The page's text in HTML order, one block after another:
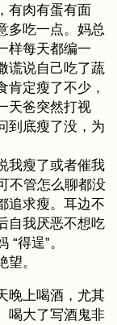
有肉有蛋有面
多吃一点。妈总
样每天都编一
谎说自己吃了蔬
肯定瘦了不少，
天爸突然打视
到底瘦了没，为
我瘦了或者催我
不管怎么聊都没
追求瘦。耳边不
自我厌恶不想吃
得逞”。
。
晚上喝酒，尤其
喝大了写酒鬼非